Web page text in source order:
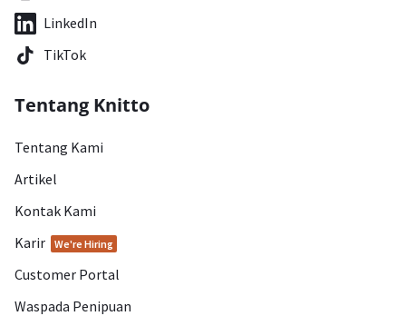
LinkedIn
TikTok
Tentang Knitto
Tentang Kami
Artikel
Kontak Kami
Karir
We're Hiring
Customer Portal
Waspada Penipuan